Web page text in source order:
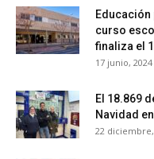
curso
finaliza el
17 junio, 2024
El 18.869
Navidad
22